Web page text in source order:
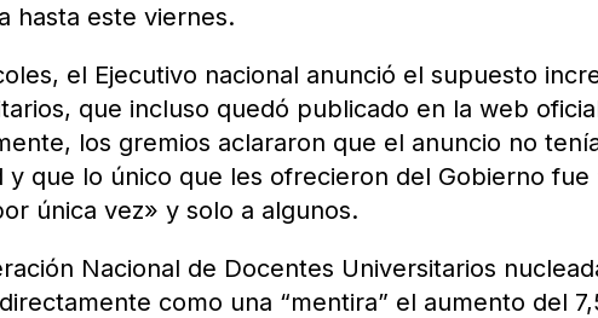
hasta este viernes.
el Ejecutivo nacional anunció el supuesto
que incluso quedó publicado en la web
los gremios aclararon que el anuncio no
y que lo único que les ofrecieron del Gobierno fue
única vez» y solo a algunos.
Nacional de Docentes Universitarios
como una “mentira” el aumento del